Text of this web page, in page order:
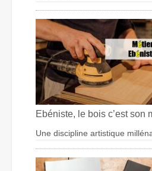
Ebéniste, le bois c’est son
Une discipline artistique